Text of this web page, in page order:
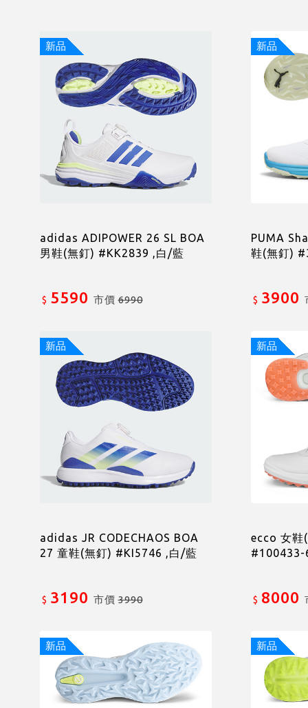
新品
adidas ADIPOWER 26 SL BOA
男鞋(無釘) #KK2839 ,白/藍
$ 5590 市價6990
新品
PUMA
鞋(無釘)
$ 3900
新品
adidas JR CODECHAOS BOA
27 童鞋(無釘) #KI5746 ,白/藍
$ 3190 市價3990
新品
ecco 女鞋
#100433-
$ 8000
新品 新品